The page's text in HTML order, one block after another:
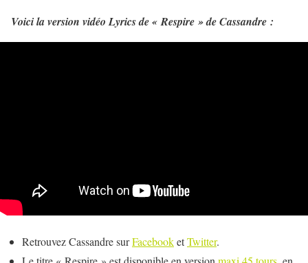
Voici la version vidéo Lyrics de « Respire » de Cassandre :
Retrouvez Cassandre surFacebooketTwitter.